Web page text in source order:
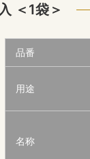
＜1袋＞
品番
用途
名称